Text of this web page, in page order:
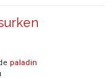
paladin